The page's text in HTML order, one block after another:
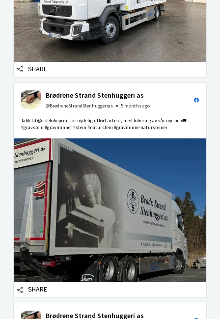
SHARE
Brødrene Strand Stenhuggeri as
@BrødreneStrandStenhuggerias 5 months ago
Takk til @eidefolieprint for nydelig utført arbeid, med foliering av vår nye bil.🚛
#gravstein #gravminner #stein #naturstein #gravminne natursteiner
SHARE
Brødrene Strand Stenhuggeri as